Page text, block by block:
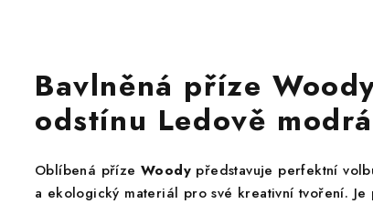
Bavlněná příze
odstínu Ledově
Oblíbená příze Woody představuje perfektní
a ekologický materiál pro své kreativní tvoření. Je